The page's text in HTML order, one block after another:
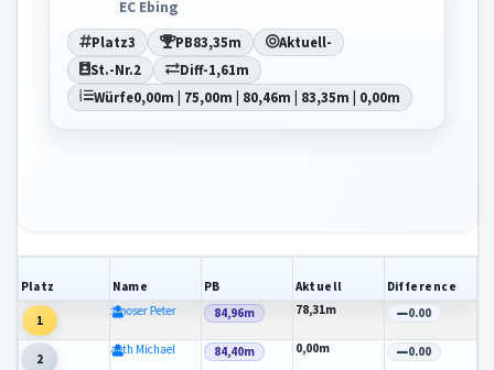
EC Ebing
Platz3 PB83,35m Aktuell-
St.-Nr.2 Diff-1,61m
Würfe0,00m | 75,00m | 80,46m | 83,35m | 0,00m
Platz Name PB Aktuell Difference
1
Rottmoser Peter 84,96m 78,31m 0.00
2
Spaeth Michael 84,40m 0,00m 0.00